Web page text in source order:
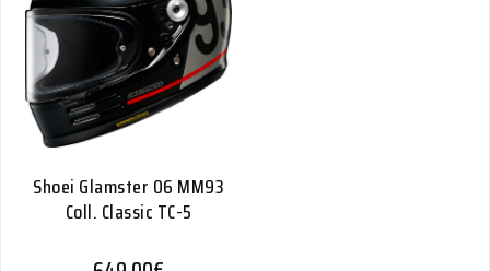
Shoei Glamster 06 MM93
Coll. Classic TC-5